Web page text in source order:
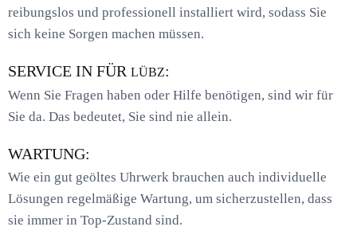
reibungslos und professionell installiert wird, sodass Sie
sich keine Sorgen machen müssen.
SERVICE IN FÜR LÜBZ:
Wenn Sie Fragen haben oder Hilfe benötigen, sind wir für
Sie da. Das bedeutet, Sie sind nie allein.
WARTUNG:
Wie ein gut geöltes Uhrwerk brauchen auch individuelle
Lösungen regelmäßige Wartung, um sicherzustellen, dass
sie immer in Top-Zustand sind.